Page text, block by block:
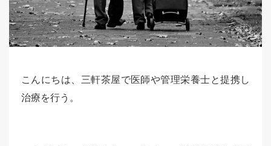
こんにちは、三軒茶屋で医師や管理栄養士と提携し
治療を行う。